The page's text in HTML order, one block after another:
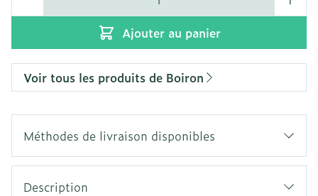
Ajouter au panier
Voir tous les produits de Boiron
Méthodes de livraison disponibles
Description